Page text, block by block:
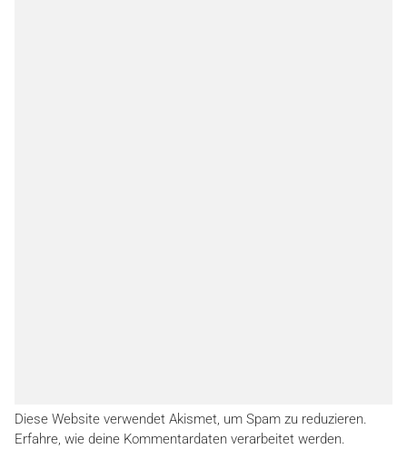
Diese Website verwendet Akismet, um Spam zu reduzieren.
Erfahre, wie deine Kommentardaten verarbeitet werden.